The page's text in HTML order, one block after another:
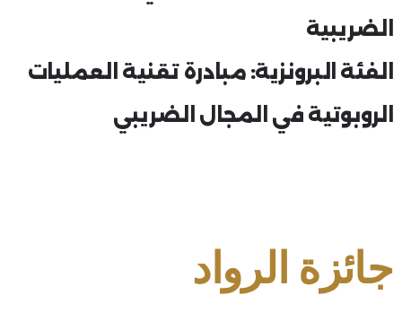
الضريبية
الفئة البرونزية: مبادرة تقنية العمليات
الروبوتية في المجال الضريبي
جائزة الرواد